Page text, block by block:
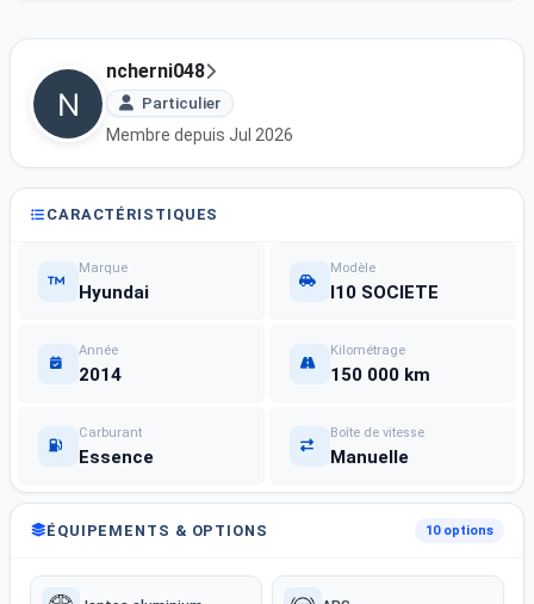
ncherni048
Particulier
Membre depuis Jul 2026
CARACTÉRISTIQUES
Marque
Hyundai
Modèle
I10 SOCIETE
Année
2014
Kilométrage
150 000 km
Carburant
Essence
Boîte de vitesse
Manuelle
ÉQUIPEMENTS & OPTIONS 10 options